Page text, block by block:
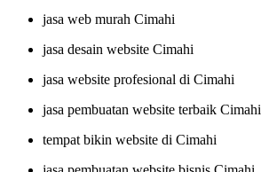
jasa web murah Cimahi
jasa desain website Cimahi
jasa website profesional di Cimahi
jasa pembuatan website terbaik Cimahi
tempat bikin website di Cimahi